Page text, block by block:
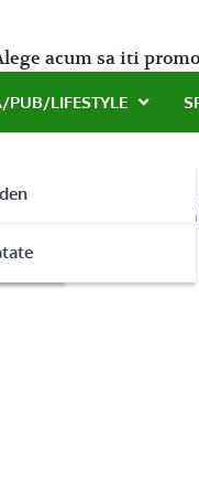
acum sa iti
PUB/LIFESTYLE